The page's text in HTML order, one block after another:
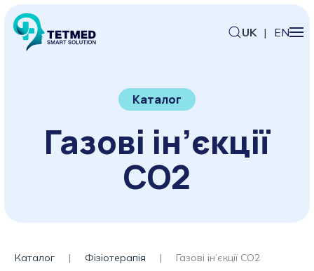
UK | EN
Каталог
Газові ін’єкції
CO2
Каталог Фізіотерапія Газові ін’єкції CO2